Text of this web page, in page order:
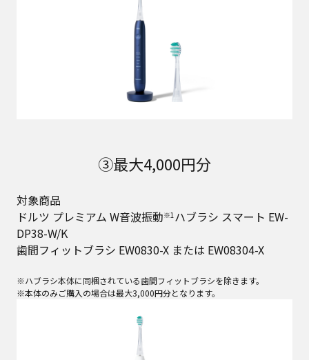
③最大4,000円分
対象商品
ドルツ プレミアム W音波振動※1ハブラシ スマート EW-
DP38-W/K
歯間フィットブラシ EW0830-X または EW08304-X
※ハブラシ本体に同梱されている歯間フィットブラシを除きます。
※本体のみご購入の場合は最大3,000円分となります。